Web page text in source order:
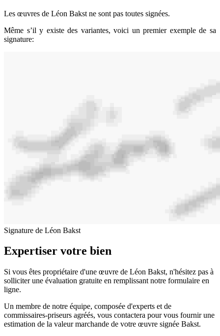
Les œuvres de Léon Bakst ne sont pas toutes signées.
Même s’il y existe des variantes, voici un premier exemple de sa
signature:
Signature de Léon Bakst
Expertiser votre bien
Si vous êtes propriétaire d'une œuvre de Léon Bakst, n'hésitez pas à
solliciter une évaluation gratuite en remplissant notre formulaire en
ligne.
Un membre de notre équipe, composée d'experts et de
commissaires-priseurs agréés, vous contactera pour vous fournir une
estimation de la valeur marchande de votre œuvre signée Bakst.